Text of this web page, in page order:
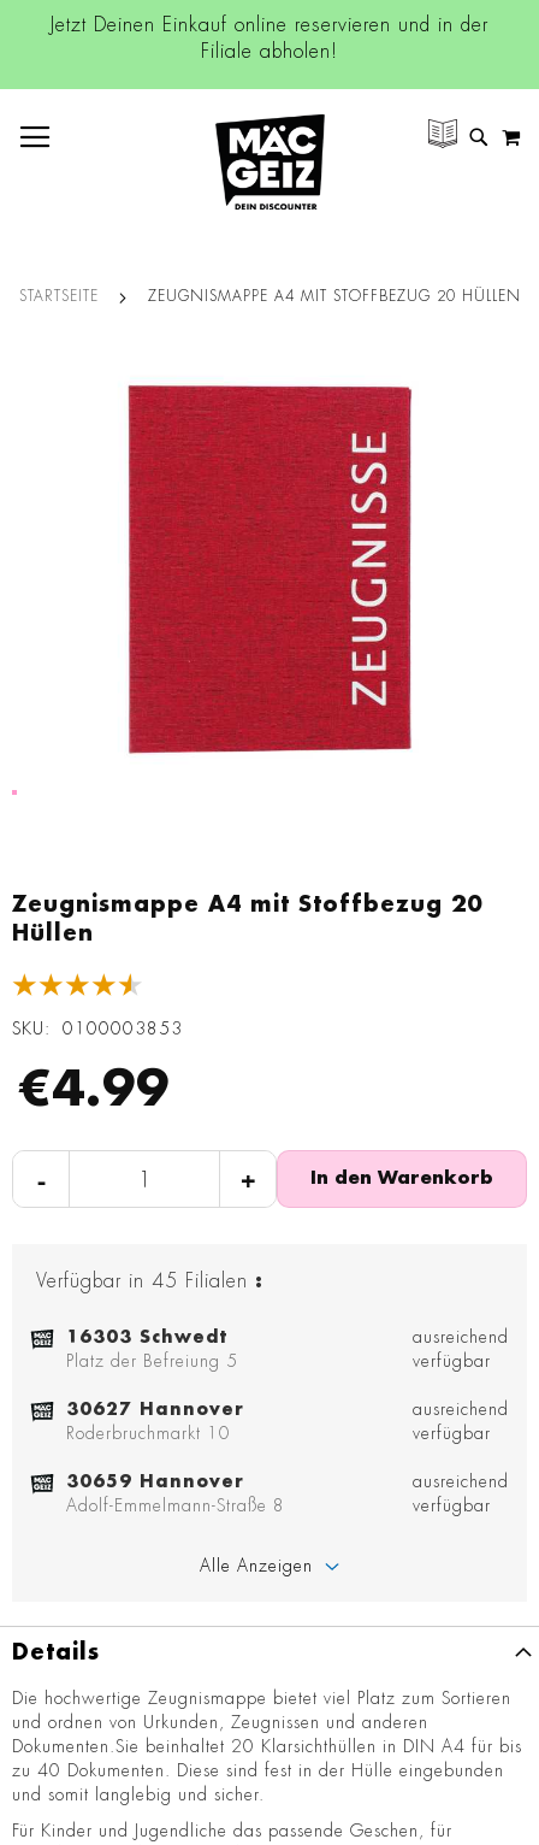
Jetzt Deinen Einkauf online reservieren und in der
Filiale abholen!
SUCHE
STARTSEITE ZEUGNISMAPPE A4 MIT STOFFBEZUG 20 HÜLLEN
Zeugnismappe A4 mit Stoffbezug 20
Hüllen
★★★★★
SKU 0100003853
€4.99
- + In den Warenkorb
Verfügbar in 45 Filialen :
16303 Schwedt
Platz der Befreiung 5
ausreichend
verfügbar
30627 Hannover
Roderbruchmarkt 10
ausreichend
verfügbar
30659 Hannover
Adolf-Emmelmann-Straße 8
ausreichend
verfügbar
Alle Anzeigen
Anfang
der
springen
Details
Die hochwertige Zeugnismappe bietet viel Platz zum Sortieren
und ordnen von Urkunden, Zeugnissen und anderen
Dokumenten.Sie beinhaltet 20 Klarsichthüllen in DIN A4 für bis
zu 40 Dokumenten. Diese sind fest in der Hülle eingebunden
und somit langlebig und sicher.
Für Kinder und Jugendliche das passende Geschen, für